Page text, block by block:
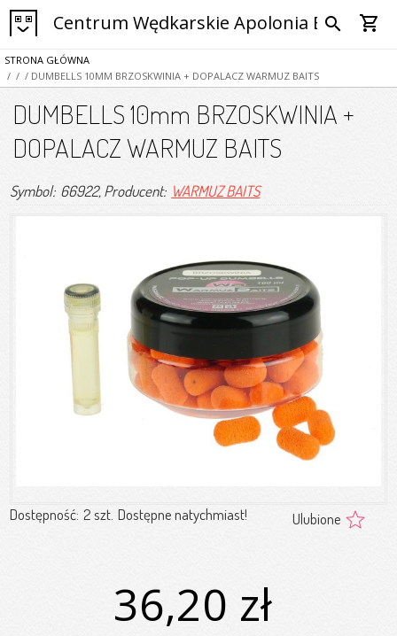
Centrum Wędkarskie Apolonia Bytom
search shopping_cart
STRONA GŁÓWNA
/ / / DUMBELLS 10MM BRZOSKWINIA + DOPALACZ WARMUZ BAITS
DUMBELLS 10mm BRZOSKWINIA +
DOPALACZ WARMUZ BAITS
Symbol: 66922, Producent: WARMUZ BAITS
Dostępność: 2 szt. Dostępne natychmiast! Ulubione
36,20 zł